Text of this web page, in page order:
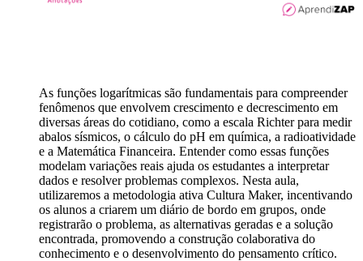
As funções logarítmicas são fundamentais para compreender
fenômenos que envolvem crescimento e decrescimento em
diversas áreas do cotidiano, como a escala Richter para medir
abalos sísmicos, o cálculo do pH em química, a radioatividade
e a Matemática Financeira. Entender como essas funções
modelam variações reais ajuda os estudantes a interpretar
dados e resolver problemas complexos. Nesta aula,
utilizaremos a metodologia ativa Cultura Maker, incentivando
os alunos a criarem um diário de bordo em grupos, onde
registrarão o problema, as alternativas geradas e a solução
encontrada, promovendo a construção colaborativa do
conhecimento e o desenvolvimento do pensamento crítico.